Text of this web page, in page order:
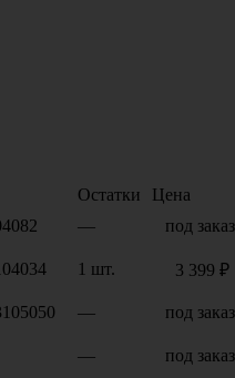
Остатки Цена
— под заказ
1 шт. 3 399 ₽
— под заказ
— под заказ